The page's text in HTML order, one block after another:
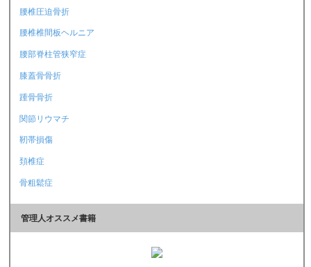
腰椎圧迫骨折
腰椎椎間板ヘルニア
腰部脊柱管狭窄症
膝蓋骨骨折
踵骨骨折
関節リウマチ
靭帯損傷
頚椎症
骨粗鬆症
管理人オススメ書籍